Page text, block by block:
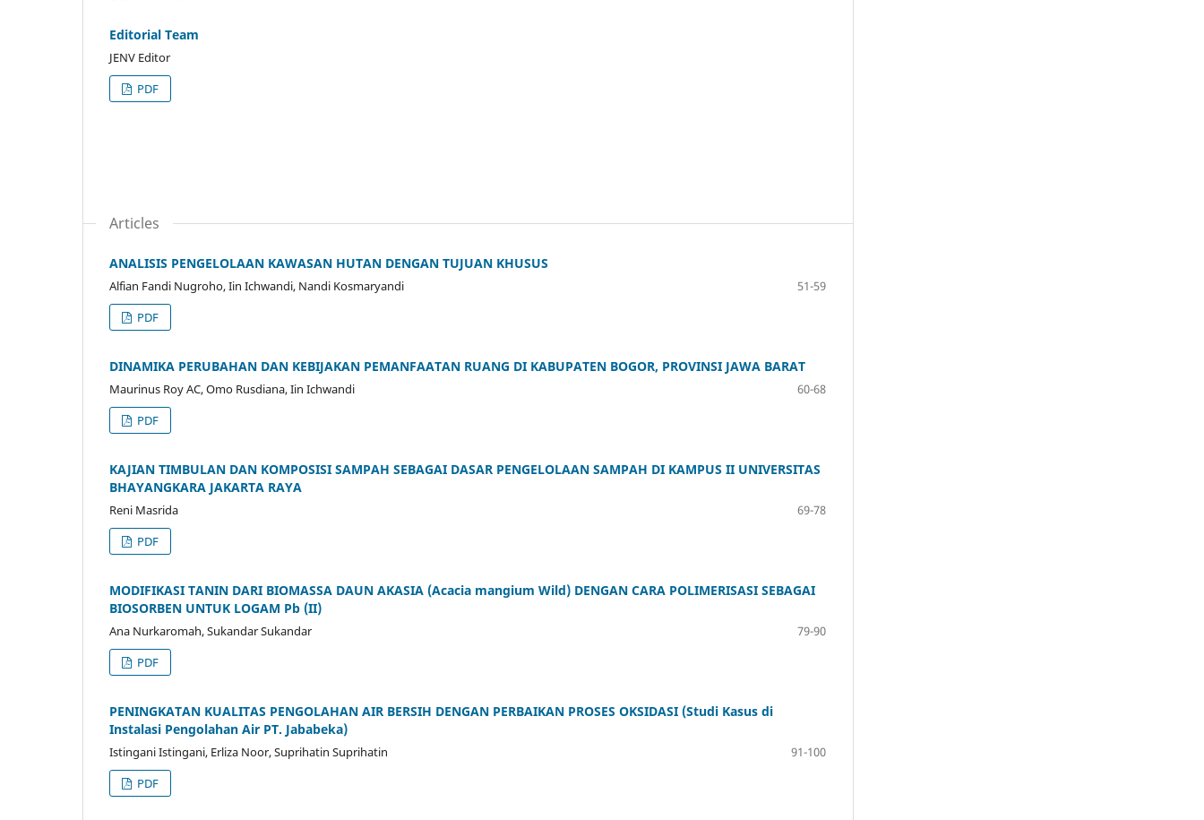
Editorial Team
JENV Editor
PDF
Articles
ANALISIS PENGELOLAAN KAWASAN HUTAN DENGAN TUJUAN KHUSUS
Alfian Fandi Nugroho, Iin Ichwandi, Nandi Kosmaryandi
51-59
PDF
DINAMIKA PERUBAHAN DAN KEBIJAKAN PEMANFAATAN RUANG DI KABUPATEN BOGOR, PROVINSI JAWA BARAT
Maurinus Roy AC, Omo Rusdiana, Iin Ichwandi
60-68
PDF
KAJIAN TIMBULAN DAN KOMPOSISI SAMPAH SEBAGAI DASAR PENGELOLAAN SAMPAH DI KAMPUS II UNIVERSITAS
BHAYANGKARA JAKARTA RAYA
Reni Masrida
69-78
PDF
MODIFIKASI TANIN DARI BIOMASSA DAUN AKASIA (Acacia mangium Wild) DENGAN CARA POLIMERISASI SEBAGAI
BIOSORBEN UNTUK LOGAM Pb (II)
Ana Nurkaromah, Sukandar Sukandar
79-90
PDF
PENINGKATAN KUALITAS PENGOLAHAN AIR BERSIH DENGAN PERBAIKAN PROSES OKSIDASI (Studi Kasus di
Instalasi Pengolahan Air PT. Jababeka)
Istingani Istingani, Erliza Noor, Suprihatin Suprihatin
91-100
PDF